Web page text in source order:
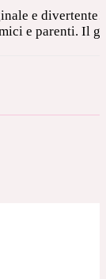
e
e parenti. Il